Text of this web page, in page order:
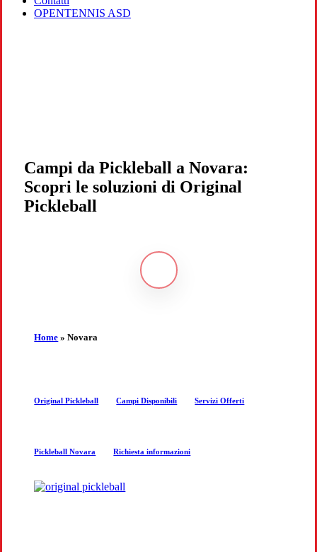
OPENTENNIS ASD
Campi da Pickleball a Novara:
Scopri le soluzioni di Original
Pickleball
Navigate
section
Home »Novara
Original Pickleball Campi Disponibili Servizi Offerti
Pickleball Novara Richiesta informazioni